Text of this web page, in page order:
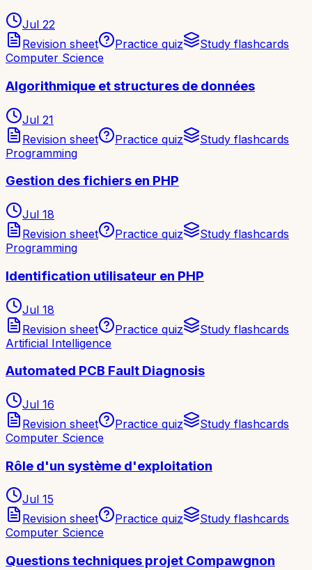
Jul 22
Revision sheet
Practice quiz
Study flashcards
Computer Science
Algorithmique et structures de données
Jul 21
Revision sheet
Practice quiz
Study flashcards
Programming
Gestion des fichiers en PHP
Jul 18
Revision sheet
Practice quiz
Study flashcards
Programming
Identification utilisateur en PHP
Jul 18
Revision sheet
Practice quiz
Study flashcards
Artificial Intelligence
Automated PCB Fault Diagnosis
Jul 16
Revision sheet
Practice quiz
Study flashcards
Computer Science
Rôle d'un système d'exploitation
Jul 15
Revision sheet
Practice quiz
Study flashcards
Computer Science
Questions techniques projet Compawgnon